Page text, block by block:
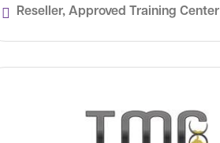
Reseller, Approved Training Center